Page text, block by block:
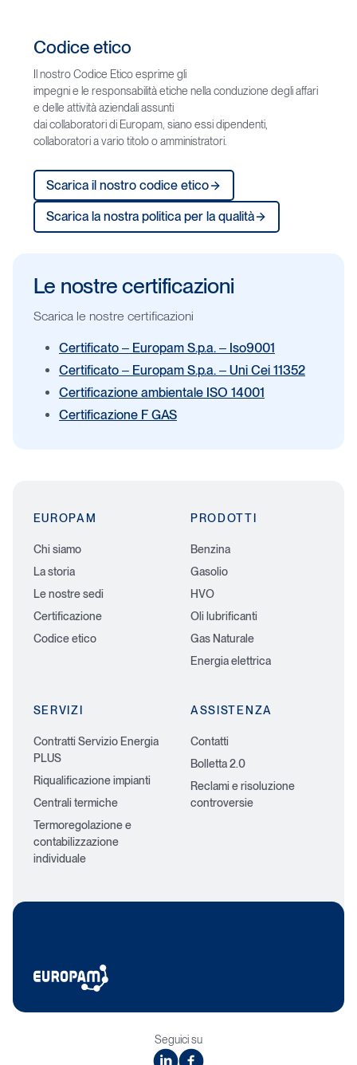
Codice etico
Il nostro Codice Etico esprime gli
impegni e le responsabilità etiche nella conduzione degli affari
e delle attività aziendali assunti
dai collaboratori di Europam, siano essi dipendenti,
collaboratori a vario titolo o amministratori.
Scarica il nostro codice etico
Scarica la nostra politica per la qualità
Le nostrecertificazioni
Scarica le nostre certificazioni
Certificato – Europam S.p.a. – Iso9001
Certificato – Europam S.p.a. – Uni Cei 11352
Certificazione ambientale ISO 14001
Certificazione F GAS
EUROPAM
Chi siamo
La storia
Le nostre sedi
Certificazione
Codice etico
PRODOTTI
Benzina
Gasolio
HVO
Oli lubrificanti
Gas Naturale
Energia elettrica
SERVIZI
Contratti Servizio Energia
PLUS
Riqualificazione impianti
Centrali termiche
Termoregolazione e
contabilizzazione
individuale
ASSISTENZA
Contatti
Bolletta 2.0
Reclami e risoluzione
controversie
Seguici su
linkedinfacebook